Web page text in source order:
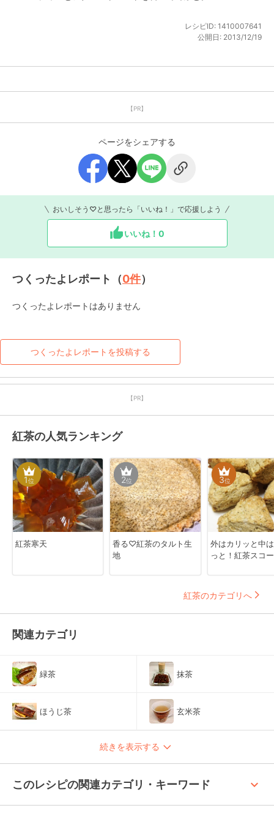
レシピID: 1410007641
公開日: 2013/12/19
【PR】
ページをシェアする
おいしそう♡と思ったら「いいね！」で応援しよう
いいね！ 0
つくったよレポート（0件）
つくったよレポートはありません
つくったよレポートを投稿する
【PR】
紅茶の人気ランキング
1位
紅茶寒天
2位
香る♡紅茶のタルト生
地
3位
外はカリッと中
っと！紅茶スコ
紅茶のカテゴリへ
関連カテゴリ
緑茶 抹茶
ほうじ茶 玄米茶
続きを表示する
このレシピの関連カテゴリ・キーワード keyboard_arrow_up